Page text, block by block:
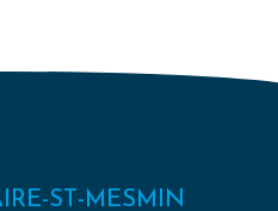
ST-MESMIN